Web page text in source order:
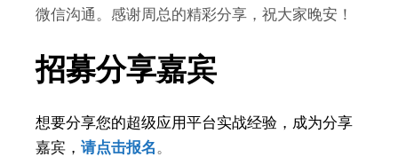
微信沟通。感谢周总的精彩分享，祝大家晚安！
招募分享嘉宾
想要分享您的超级应用平台实战经验，成为分享
嘉宾， 请点击报名 。